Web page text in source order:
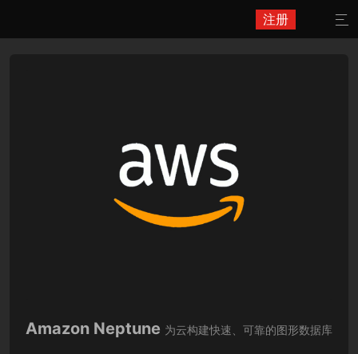
注册 
Amazon Neptune 为云构建快速、可靠的图形数据库